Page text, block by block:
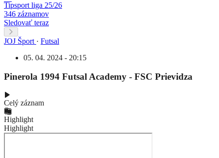
Tipsport liga 25/26
346 záznamov
Sledovať teraz
JOJ Šport · Futsal
05. 04. 2024 - 20:15
Pinerola 1994 Futsal Academy - FSC Prievidza
Celý záznam
Highlight
Highlight